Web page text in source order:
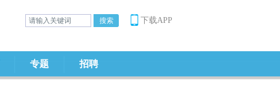
下载APP
专题 招聘